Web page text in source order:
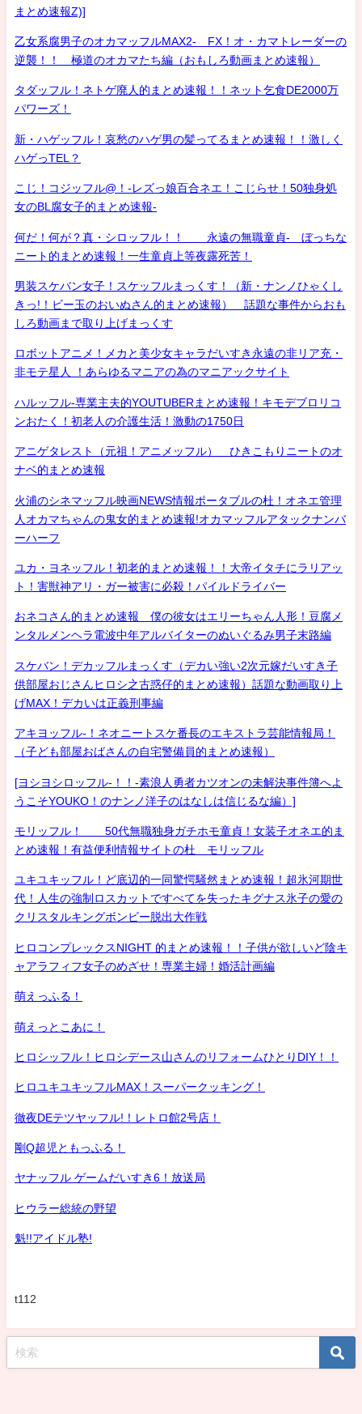
まとめ速報Z)]
乙女系腐男子のオカマッフルMAX2- FX！オ・カマトレーダーの
逆襲！！ 極道のオカマたち編（おもしろ動画まとめ速報）
タダッフル！ネトゲ廃人的まとめ速報！！ネット乞食DE2000万
パワーズ！
新・ハゲッフル！哀愁のハゲ男の髪ってるまとめ速報！！激しく
ハゲっTEL？
こじ！コジッフル@！-レズっ娘百合ネエ！こじらせ！50独身処
女のBL腐女子的まとめ速報-
何だ！何が？真・シロッフル！！ 永遠の無職童貞- ぼっちな
ニート的まとめ速報！一生童貞上等夜露死苦！
男装スケバン女子！スケッフルまっくす！（新・ナンノひゃくし
きっ!！ビー玉のおいぬさん的まとめ速報） 話題な事件からおも
しろ動画まで取り上げまっくす
ロボットアニメ！メカと美少女キャラだいすき永遠の非リア充・
非モテ星人 ！あらゆるマニアの為のマニアックサイト
ハルッフル-専業主夫的YOUTUBERまとめ速報！キモデブロリコ
ンおたく！初老人の介護生活！激動の1750日
アニゲタレスト（元祖！アニメッフル） ひきこもりニートのオ
ナベ的まとめ速報
火浦のシネマッフル映画NEWS情報ポータブルの杜！オネエ管理
人オカマちゃんの鬼女的まとめ速報!オカマッフルアタックナンバ
ーハーフ
ユカ・ヨネッフル！初老的まとめ速報！！大帝イタチにラリアッ
ト！害獣神アリ・ガー被害に必殺！パイルドライバー
おネコさん的まとめ速報 僕の彼女はエリーちゃん人形！豆腐メ
ンタルメンヘラ電波中年アルバイターのぬいぐるみ男子末路編
スケバン！デカッフルまっくす（デカい強い2次元嫁だいすき子
供部屋おじさんヒロシ之古惑仔的まとめ速報）話題な動画取り上
げMAX！デカいは正義刑事編
アキヨッフル-！ネオニートスケ番長のエキストラ芸能情報局！
（子ども部屋おばさんの自宅警備員的まとめ速報）
[ヨシヨシロッフル-！！-素浪人勇者カツオンの未解決事件簿へよ
うこそYOUKO！のナンノ洋子のはなしは信じるな編）]
モリッフル！ 50代無職独身ガチホモ童貞！女装子オネエ的ま
とめ速報！有益便利情報サイトの杜 モリッフル
ユキユキッフル！ど底辺的一同驚愕騒然まとめ速報！超氷河期世
代！人生の強制ロスカットですべてを失ったキグナス氷子の愛の
クリスタルキングボンビー脱出大作戦
ヒロコンプレックスNIGHT 的まとめ速報！！子供が欲しいど陰キ
ャアラフィフ女子のめざせ！専業主婦！婚活計画編
萌えっふる！
萌えっとこあに！
ヒロシッフル！ヒロシデース山さんのリフォームひとりDIY！！
ヒロユキユキッフルMAX！スーパークッキング！
徹夜DEテツヤッフル!！レトロ館2号店！
剛Q超児ともっふる！
ヤナッフル ゲームだいすき6！放送局
ヒウラー総統の野望
魁!!アイドル塾!
t112